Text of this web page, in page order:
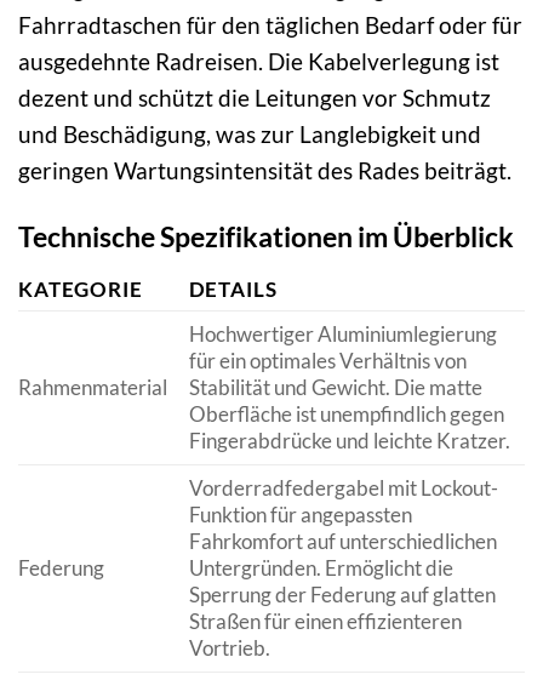
Fahrradtaschen für den täglichen Bedarf oder für
ausgedehnte Radreisen. Die Kabelverlegung ist
dezent und schützt die Leitungen vor Schmutz
und Beschädigung, was zur Langlebigkeit und
geringen Wartungsintensität des Rades beiträgt.
Technische Spezifikationen im Überblick
KATEGORIE DETAILS
Rahmenmaterial
Hochwertiger Aluminiumlegierung
für ein optimales Verhältnis von
Stabilität und Gewicht. Die matte
Oberfläche ist unempfindlich gegen
Fingerabdrücke und leichte Kratzer.
Federung
Vorderradfedergabel mit Lockout-
Funktion für angepassten
Fahrkomfort auf unterschiedlichen
Untergründen. Ermöglicht die
Sperrung der Federung auf glatten
Straßen für einen effizienteren
Vortrieb.